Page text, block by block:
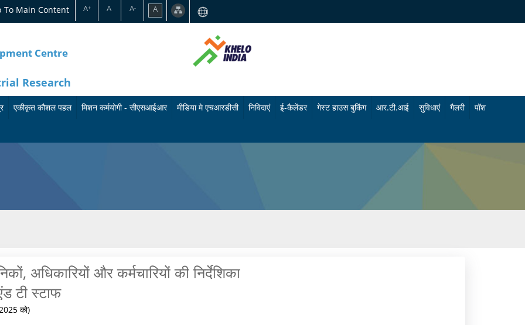
To Main Content A+ A A- A
Centre
Research
एकीकृत कौशल पहल
के
में
उ
द्दे
मिशन कर्मयोगी - सीएसआईआर
र्म
के
मीडिया मे एचआरडीसी
प्रे
ज्ञ
निविदाएं ई-कैलेंडर गेस्ट हाउस बुकिंग आर.टी.आई
सुविधाएं
वि
गैलरी
री
पॉश
अधिकारियों और कर्मचारियों की निर्देशिका
टी स्टाफ
को)